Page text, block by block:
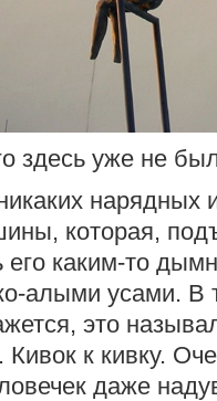
здесь уже не
нарядных
которая,
его каким-то
алыми усами. В
это
Кивок к кивку.
даже